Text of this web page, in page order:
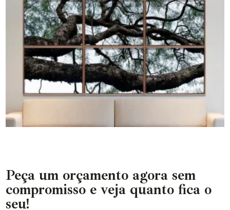
Peça um orçamento agora sem
compromisso e veja quanto fica o
seu!